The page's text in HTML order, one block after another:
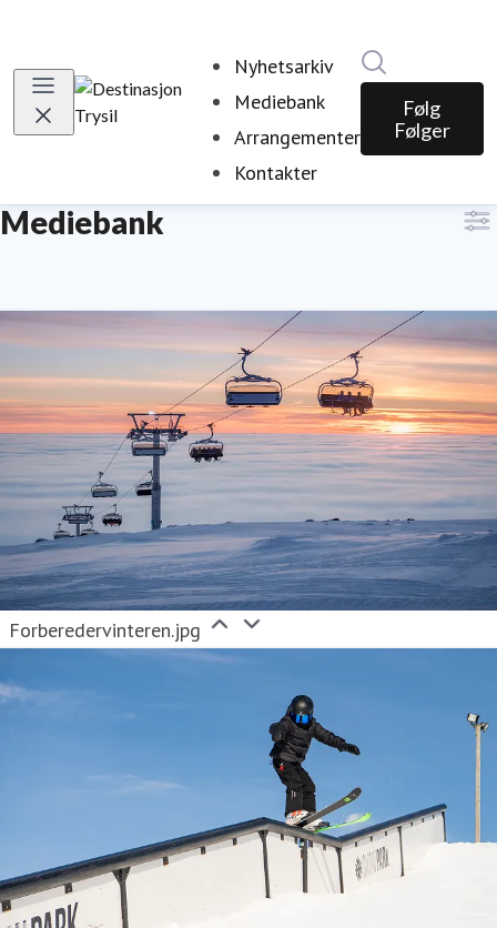
Nyhetsarkiv
Mediebank
Arrangementer
Kontakter
Følg
Følger
Mediebank
Forberedervinteren.jpg